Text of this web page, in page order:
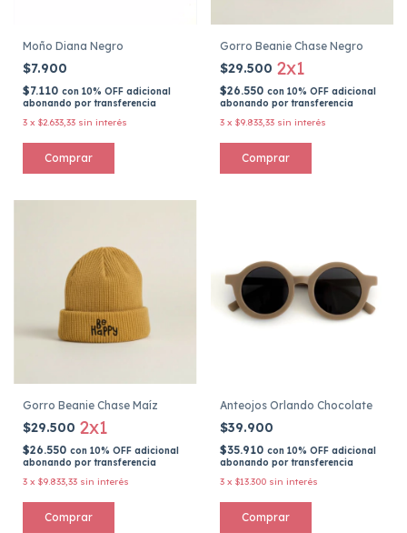
Moño Diana Negro
$7.900
$7.110 con 10% OFF adicional
abonando por transferencia
3 x $2.633,33 sin interés
Gorro Beanie Chase Negro
$29.500 2x1
$26.550 con 10% OFF adicional
abonando por transferencia
3 x $9.833,33 sin interés
Gorro Beanie Chase Maíz
$29.500 2x1
$26.550 con 10% OFF adicional
abonando por transferencia
3 x $9.833,33 sin interés
Anteojos Orlando Chocolate
$39.900
$35.910 con 10% OFF adicional
abonando por transferencia
3 x $13.300 sin interés